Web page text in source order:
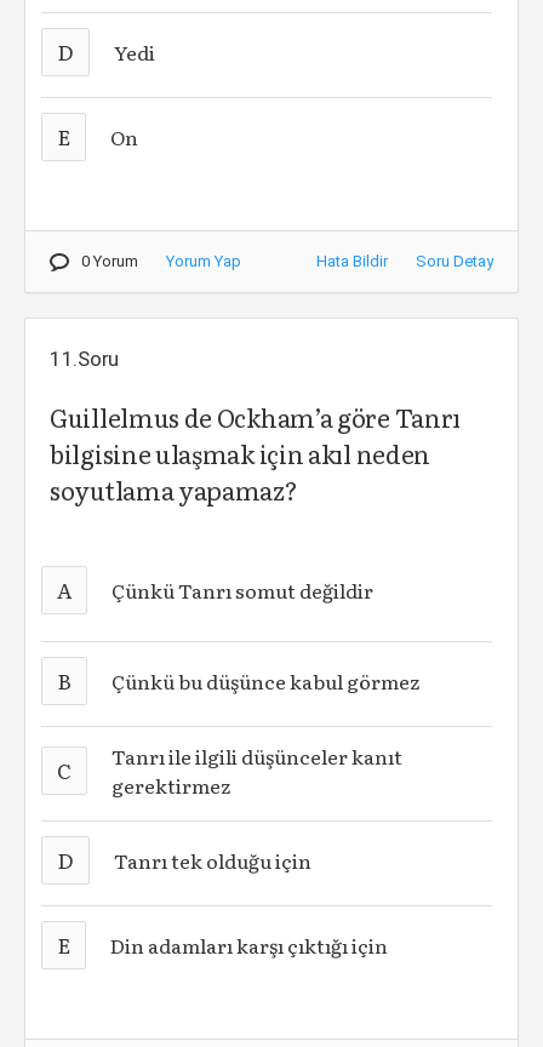
D Yedi
E On
0 Yorum Yorum Yap Hata Bildir Soru Detay
11.Soru
Guillelmus de Ockham’a göre Tanrı
bilgisine ulaşmak için akıl neden
soyutlama yapamaz?
A Çünkü Tanrı somut değildir
B Çünkü bu düşünce kabul görmez
C
Tanrı ile ilgili düşünceler kanıt
gerektirmez
D Tanrı tek olduğu için
E Din adamları karşı çıktığı için